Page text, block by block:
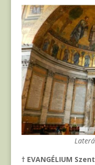
† EVANGÉLIUM